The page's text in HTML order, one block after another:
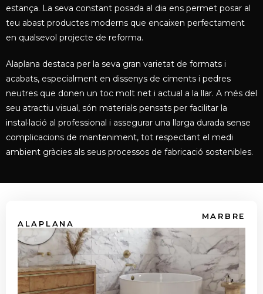
estança. La seva constant posada al dia ens permet posar al
teu abast productes moderns que encaixen perfectament
en qualsevol projecte de reforma.
Alaplana destaca per la seva gran varietat de formats i
acabats, especialment en dissenys de ciments i pedres
neutres que donen un toc molt net i actual a la llar. A més del
seu atractiu visual, són materials pensats per facilitar la
instal·lació al professional i assegurar una llarga durada sense
complicacions de manteniment, tot respectant el medi
ambient gràcies als seus processos de fabricació sostenibles.
MARBRE
ALAPLANA